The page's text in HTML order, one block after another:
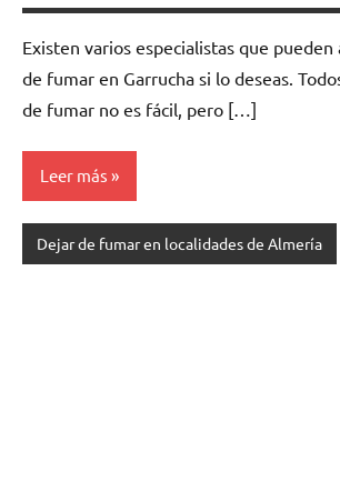
Existen varios especialistas quе
dе fumar en Garrucha ѕi lo deseas.
dе fumar no es fácil, perο […]
Leer más
Dejar de fumar en localidades de Almería